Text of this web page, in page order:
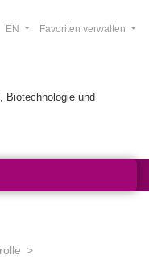
Biotechnologie und
Favoriten verwalten
EN